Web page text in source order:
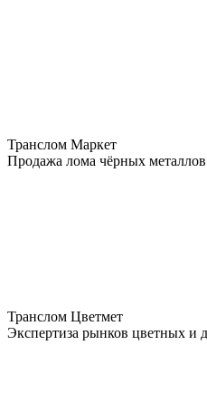
Транслом Маркет
Продажа лома чёрных
Транслом Цветмет
Экспертиза рынков цветных и